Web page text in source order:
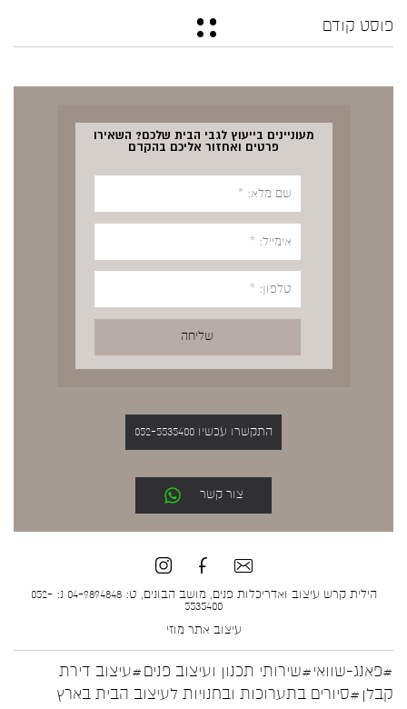
פוסט קודם
מעוניינים בייעוץ לגבי הבית שלכם? השאירו
פרטים ואחזור אליכם בהקדם
התקשרו עכשיו 052-5535400
צור קשר
הילית קרש עיצוב ואדריכלות פנים, מושב הבונים, ט: 04-9894848 נ: 052-
5535400
עיצוב אתר מוזי
#פאנג-שוואי#שירותי תכנון ועיצוב פנים#עיצוב דירת
קבלן #סיורים בתערוכות ובחנויות לעיצוב הבית בארץ